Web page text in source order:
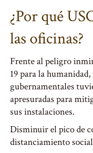
¿Por qué
las oficinas?
Frente al peligro
19 para la
gubernamentales
apresuradas para
sus instalaciones.
Disminuir el pico de
distanciamiento